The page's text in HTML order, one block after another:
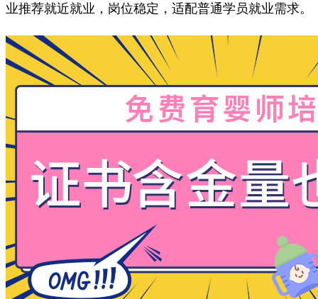
业推荐就近就业，岗位稳定，适配普通学员就业需求。